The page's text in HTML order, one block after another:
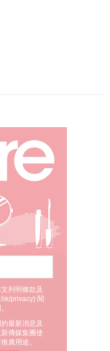
privacy) 閱
傳媒集團使
廣用途。